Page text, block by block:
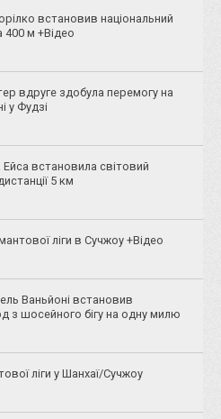
встановив національний
400 м +Відео
вдруге здобула перемогу на
у Фудзі
встановила світовий
5 км
ліги в Сучжоу +Відео
Ваньйоні встановив
з шосейного бігу на одну милю
ліги у Шанхаї/Сучжоу